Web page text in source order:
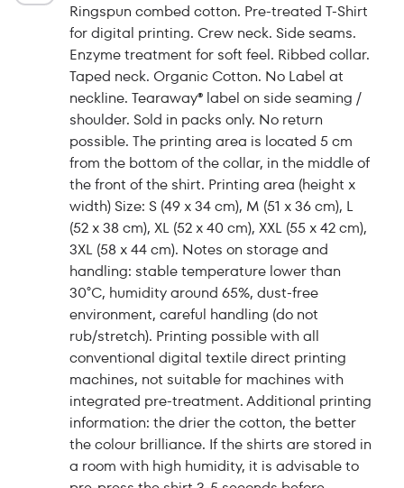
Ringspun combed cotton. Pre-treated T-Shirt
for digital printing. Crew neck. Side seams.
Enzyme treatment for soft feel. Ribbed collar.
Taped neck. Organic Cotton. No Label at
neckline. Tearaway® label on side seaming /
shoulder. Sold in packs only. No return
possible. The printing area is located 5 cm
from the bottom of the collar, in the middle of
the front of the shirt. Printing area (height x
width) Size: S (49 x 34 cm), M (51 x 36 cm), L
(52 x 38 cm), XL (52 x 40 cm), XXL (55 x 42 cm),
3XL (58 x 44 cm). Notes on storage and
handling: stable temperature lower than
30°C, humidity around 65%, dust-free
environment, careful handling (do not
rub/stretch). Printing possible with all
conventional digital textile direct printing
machines, not suitable for machines with
integrated pre-treatment. Additional printing
information: the drier the cotton, the better
the colour brilliance. If the shirts are stored in
a room with high humidity, it is advisable to